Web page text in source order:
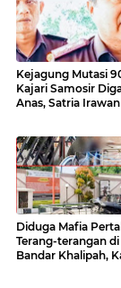
Kejagung Mutasi
Kajari Samosir
Anas, Satria
Diduga Mafia
Terang-terangan di
Bandar Khalipah,